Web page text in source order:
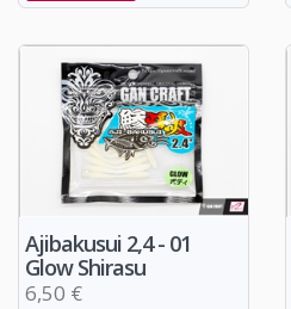
Ajibakusui 2,4 - 01
Glow Shirasu
6,50 €